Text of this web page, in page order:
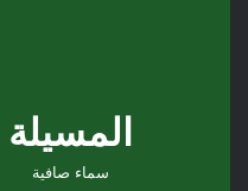
المسيلة
سماء صافية